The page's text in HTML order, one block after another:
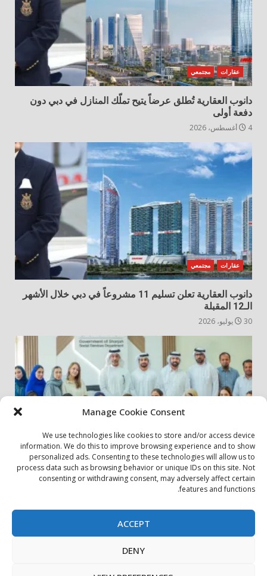
Manage Cookie Consent
We use technologies like cookies to store and/or access device
information. We do this to improve browsing experience and to show
personalized ads. Consenting to these technologies will allow us to
process data such as browsing behavior or unique IDs on this site. Not
consenting or withdrawing consent, may adversely affect certain
features and functions.
ACCEPT
DENY
عقارات مجتمعي
دانوب العقارية تُطلق عرضاً يتيح تملّك المنازل في دبي دون
دفعة أولى
4 أغسطس، 2026
عقارات مجتمعي
دانوب العقارية تعلن تسليم 11 مشروعاً في دبي خلال الأشهر
الـ12 المقبلة
30 يوليو، 2026
أخبار المجتمع مجتمعي
الشارقة لإدارة الأصول تنظم زيارة إلى دار رعاية المسنين
بيان الخصوصية سياسة ملفات تعريف الارتباط
اتصل بنا
حول الموقع